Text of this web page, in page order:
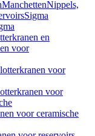
ManchettenNippels,
Sigma
en
voor
voor
voor
voor ceramische